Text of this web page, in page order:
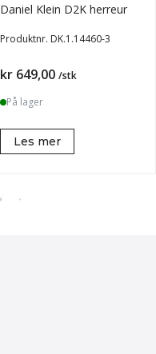
Daniel Klein D2K herreur
Produktnr. DK.1.14460-3
Pris
kr 649,00 /stk
På lager
Les mer